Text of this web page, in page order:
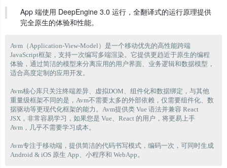
App 端使用 DeepEngine 3.0 运行，全翻译式的运行原理提供
完全原生的体验和性能。
Avm（Application-View-Model）是一个移动优先的高性能跨端
JavaScript框架，支持一次编写多端渲染。它提供更趋近于原生的编程
体验，通过简洁的模型来分离应用的用户界面、业务逻辑和数据模型，
适合高度定制的应用开发。
Avm核心库只关注终端差异、虚拟DOM、组件化和数据绑定，与其他
重量级框架不同的是，Avm不需要太多的外部依赖，仅需要组件化、数
据驱动等更现代化框架的能力。Avm提供类 Vue 语法并兼容 React
JSX，非常容易学习，如果您是 Vue、React 的用户，将更易上手
Avm，几乎不需要学习成本。
Avm专注于移动端，提供简洁的代码书写模式，编码一次，可同时生成